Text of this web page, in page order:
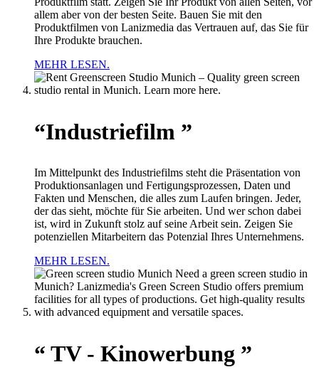
allem aber von der besten Seite. Bauen Sie mit den
Produktfilmen von Lanizmedia das Vertrauen auf, das Sie für
Ihre Produkte brauchen.
MEHR LESEN.
“Industriefilm ”
Im Mittelpunkt des Industriefilms steht die Präsentation von
Produktionsanlagen und Fertigungsprozessen, Daten und
Fakten und Menschen, die alles zum Laufen bringen. Jeder,
der das sieht, möchte für Sie arbeiten. Und wer schon dabei
ist, wird in Zukunft stolz auf seine Arbeit sein. Zeigen Sie
potenziellen Mitarbeitern das Potenzial Ihres Unternehmens.
MEHR LESEN.
“ TV - Kinowerbung ”